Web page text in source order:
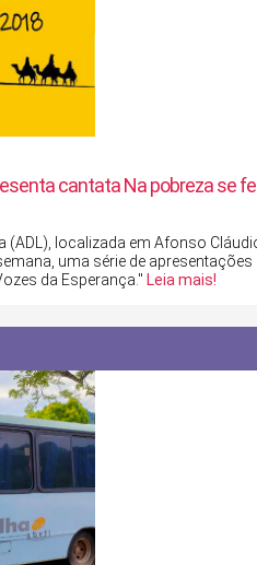
cantata Na pobreza se
(ADL), localizada em Afonso
uma série de apresentações
da Esperança." Leia mais!